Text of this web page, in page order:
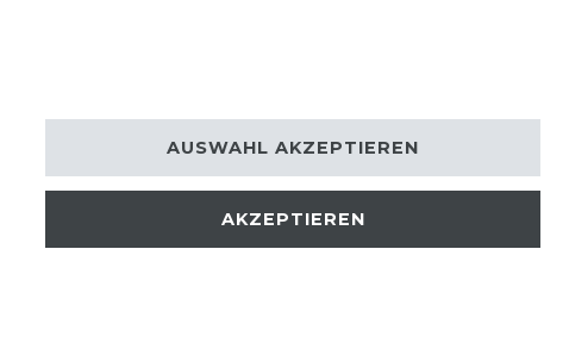
AKZEPTIEREN
AUSWAHL AKZEPTIEREN